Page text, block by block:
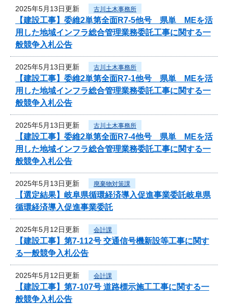
2025年5月13日更新 古川土木事務所
【建設工事】委維2単第全面R7-5他号 県単 MEを活
用した地域インフラ総合管理業務委託工事に関する一
般競争入札公告
2025年5月13日更新 古川土木事務所
【建設工事】委維2単第全面R7-1他号 県単 MEを活
用した地域インフラ総合管理業務委託工事に関する一
般競争入札公告
2025年5月13日更新 古川土木事務所
【建設工事】委維2単第全面R7-4他号 県単 MEを活
用した地域インフラ総合管理業務委託工事に関する一
般競争入札公告
2025年5月13日更新 廃棄物対策課
【選定結果】岐阜県循環経済導入促進事業委託岐阜県
循環経済導入促進事業委託
2025年5月12日更新 会計課
【建設工事】第7-112号 交通信号機新設等工事に関す
る一般競争入札公告
2025年5月12日更新 会計課
【建設工事】第7-107号 道路標示施工工事に関する一
般競争入札公告